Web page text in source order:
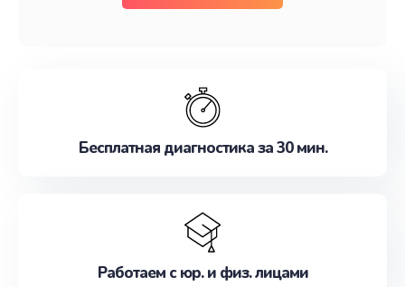
Бесплатная диагностика за 30 мин.
Работаем с юр. и физ. лицами